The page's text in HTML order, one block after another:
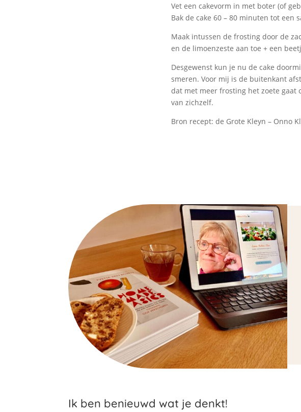
Vet een cakevorm in met boter (of
Bak de cake 60 – 80 minuten tot een
Maak intussen de frosting door de
en de limoenzeste aan toe + een
Desgewenst kun je nu de cake
smeren. Voor mij is de buitenkant
dat met meer frosting het zoete gaat
van zichzelf.
Bron recept: de Grote Kleyn – Onno
Ik ben benieuwd wat je denkt!